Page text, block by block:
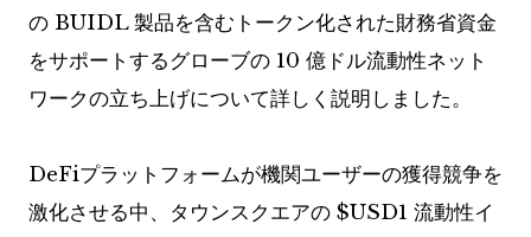
の BUIDL 製品を含むトークン化された財務省資金
をサポートするグローブの 10 億ドル流動性ネット
ワークの立ち上げについて詳しく説明しました。
DeFiプラットフォームが機関ユーザーの獲得競争を
激化させる中、タウンスクエアの $USD1 流動性イ